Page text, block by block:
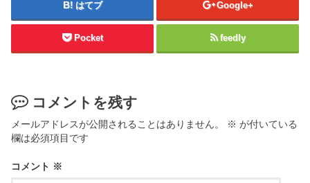
はてブ Google+
Pocket feedly
コメントを残す
メールアドレスが公開されることはありません。 ※ が付いている
欄は必須項目です
コメント ※